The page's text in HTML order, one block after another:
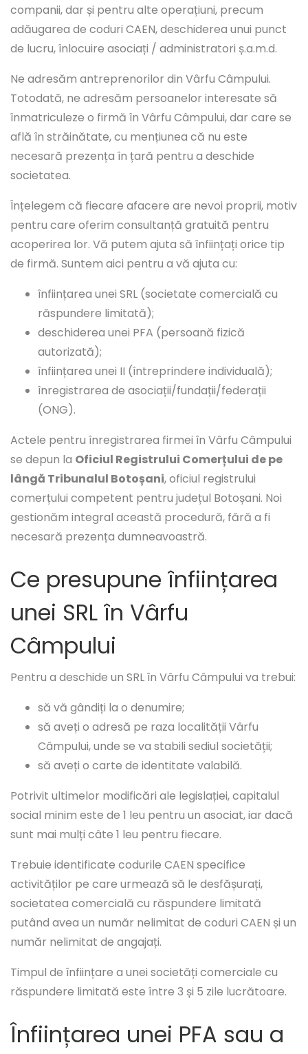
companii, dar și pentru alte operațiuni, precum
adăugarea de coduri CAEN, deschiderea unui punct
de lucru, înlocuire asociați / administratori ș.a.m.d.
Ne adresăm antreprenorilor din Vârfu Câmpului.
Totodată, ne adresăm persoanelor interesate să
înmatriculeze o firmă în Vârfu Câmpului, dar care se
află în străinătate, cu mențiunea că nu este
necesară prezența în țară pentru a deschide
societatea.
Înțelegem că fiecare afacere are nevoi proprii, motiv
pentru care oferim consultanță gratuită pentru
acoperirea lor. Vă putem ajuta să înființați orice tip
de firmă. Suntem aici pentru a vă ajuta cu:
înființarea unei SRL (societate comercială cu
răspundere limitată);
deschiderea unei PFA (persoană fizică
autorizată);
înființarea unei II (întreprindere individuală);
înregistrarea de asociații/fundații/federații
(ONG).
Actele pentru înregistrarea firmei în Vârfu Câmpului
se depun la Oficiul Registrului Comerțului de pe
lângă Tribunalul Botoșani, oficiul registrului
comerțului competent pentru județul Botoșani. Noi
gestionăm integral această procedură, fără a fi
necesară prezența dumneavoastră.
Ce presupune înființarea
unei SRL în Vârfu
Câmpului
Pentru a deschide un SRL în Vârfu Câmpului va trebui:
să vă gândiți la o denumire;
să aveți o adresă pe raza localității Vârfu
Câmpului, unde se va stabili sediul societății;
să aveți o carte de identitate valabilă.
Potrivit ultimelor modificări ale legislației, capitalul
social minim este de 1 leu pentru un asociat, iar dacă
sunt mai mulți câte 1 leu pentru fiecare.
Trebuie identificate codurile CAEN specifice
activităților pe care urmează să le desfășurați,
societatea comercială cu răspundere limitată
putând avea un număr nelimitat de coduri CAEN și un
număr nelimitat de angajați.
Timpul de înființare a unei societăți comerciale cu
răspundere limitată este între 3 și 5 zile lucrătoare.
Înființarea unei PFA sau a